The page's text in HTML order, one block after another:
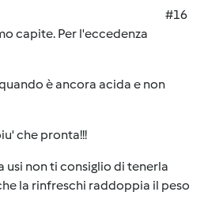
#16
capite. Per l'eccedenza
è ancora acida e non
che pronta!!!
usi non ti consiglio di tenerla
la rinfreschi raddoppia il peso